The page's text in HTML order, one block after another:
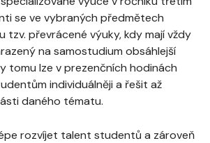
se ve vybraných předmětech
tzv. převrácené výuky, kdy mají vždy
na samostudium obsáhlejší
tomu lze v prezenčních hodinách
individuálněji a řešit až
daného tématu.
rozvíjet talent studentů a zároveň